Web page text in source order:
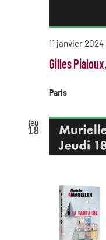
Gilles
11 janvier
Paris
jeu
18